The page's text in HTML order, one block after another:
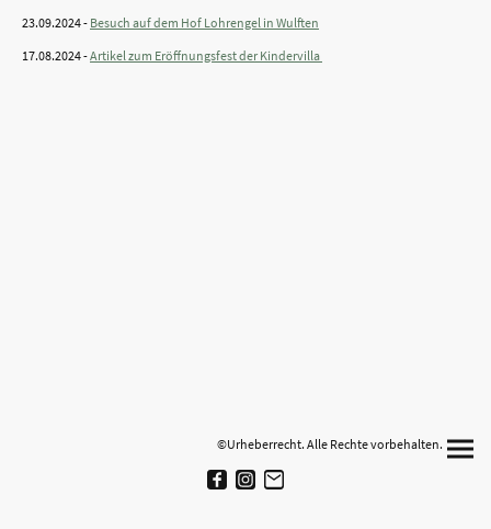
23.09.2024 - Besuch auf dem Hof Lohrengel in Wulften
17.08.2024 -Artikel zum Eröffnungsfest der Kindervilla
©Urheberrecht. Alle Rechte vorbehalten.